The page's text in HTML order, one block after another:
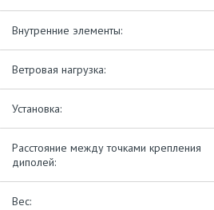
Внутренние элементы:
Ветровая нагрузка:
Установка:
Расстояние между точками крепления
диполей:
Вес: